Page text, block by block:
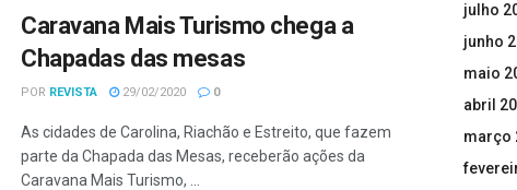
Caravana Mais Turismo chega a
Chapadas das mesas
POR REVISTA 29/02/2020 0
As cidades de Carolina, Riachão e Estreito, que fazem
parte da Chapada das Mesas, receberão ações da
Caravana Mais Turismo, ...
julho
junho
maio
abril
março